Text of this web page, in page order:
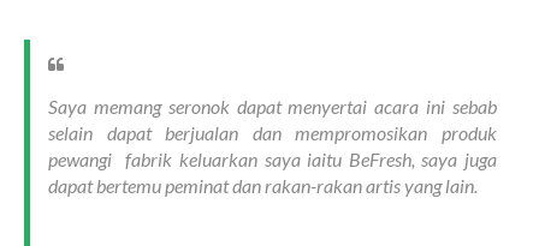
Saya memang seronok dapat menyertai acara ini sebab
selain dapat berjualan dan mempromosikan produk
pewangi fabrik keluarkan saya iaitu BeFresh, saya juga
dapat bertemu peminat dan rakan-rakan artis yang lain.